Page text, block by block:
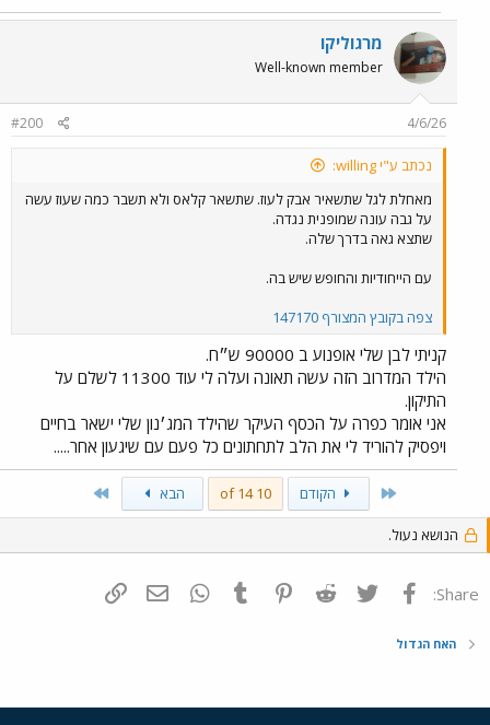
מרגוליקו
Well-known member
4/6/26
#200
נכתב ע"י willing:
מאחלת לגל שתשאיר אבק לעוז. שתשאר קלאס ולא תשבר כמה שעוז עשה
על גבה עונה שמופנית נגדה.
שתצא גאה בדרך שלה.
עם הייחודיות והחופש שיש בה.
צפה בקובץ המצורף 147170
קניתי לבן שלי אופנוע ב 90000 ש״ח.
הילד המדרוב הזה עשה תאונה ועלה לי עוד 11300 לשלם על
התיקון.
אני אומר כפרה על הכסף העיקר שהילד המג׳נון שלי ישאר בחיים
ויפסיק להוריד לי את הלב לתחתונים כל פעם עם שיגעון אחר.....
First הקודם 10 of 14 הבא
הנושא נעול.
Share: פייסבוק Twitter
Reddit
Pinterest
Tumblr
WhatsAppדואר אלקטרוני
האח הגדול